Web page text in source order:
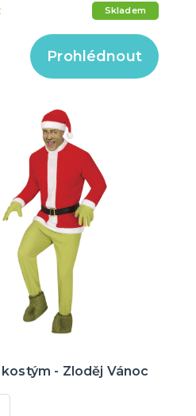
Skladem
Prohlédnout
- Zloděj Vánoc